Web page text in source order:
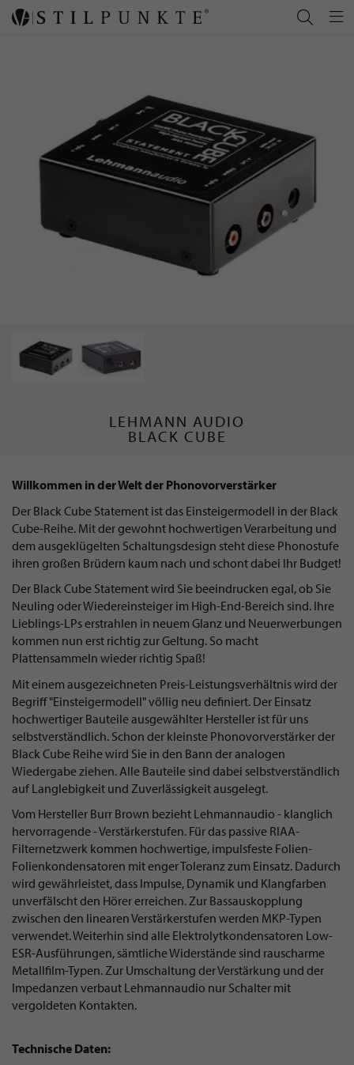
LEHMANN AUDIO
BLACK CUBE
Willkommen in der Welt der Phonovorverstärker
Der Black Cube Statement ist das Einsteigermodell in der Black
Cube-Reihe. Mit der gewohnt hochwertigen Verarbeitung und
dem ausgeklügelten Schaltungsdesign steht diese Phonostufe
ihren großen Brüdern kaum nach und schont dabei Ihr Budget!
Der Black Cube Statement wird Sie beeindrucken egal, ob Sie
Neuling oder Wiedereinsteiger im High-End-Bereich sind. Ihre
Lieblings-LPs erstrahlen in neuem Glanz und Neuerwerbungen
kommen nun erst richtig zur Geltung. So macht
Plattensammeln wieder richtig Spaß!
Mit einem ausgezeichneten Preis-Leistungsverhältnis wird der
Begriff "Einsteigermodell" völlig neu definiert. Der Einsatz
hochwertiger Bauteile ausgewählter Hersteller ist für uns
selbstverständlich. Schon der kleinste Phonovorverstärker der
Black Cube Reihe wird Sie in den Bann der analogen
Wiedergabe ziehen. Alle Bauteile sind dabei selbstverständlich
auf Langlebigkeit und Zuverlässigkeit ausgelegt.
Vom Hersteller Burr Brown bezieht Lehmannaudio - klanglich
hervorragende - Verstärkerstufen. Für das passive RIAA-
Filternetzwerk kommen hochwertige, impulsfeste Folien-
Folienkondensatoren mit enger Toleranz zum Einsatz. Dadurch
wird gewährleistet, dass Impulse, Dynamik und Klangfarben
unverfälscht den Hörer erreichen. Zur Bassauskopplung
zwischen den linearen Verstärkerstufen werden MKP-Typen
verwendet. Weiterhin sind alle Elektrolytkondensatoren Low-
ESR-Ausführungen, sämtliche Widerstände sind rauscharme
Metallfilm-Typen. Zur Umschaltung der Verstärkung und der
Impedanzen verbaut Lehmannaudio nur Schalter mit
vergoldeten Kontakten.
Technische Daten: